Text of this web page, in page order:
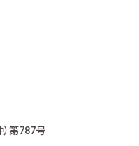
・販売、サービスの
はご本人の代理人で
、お預り残高などの報
）第787号